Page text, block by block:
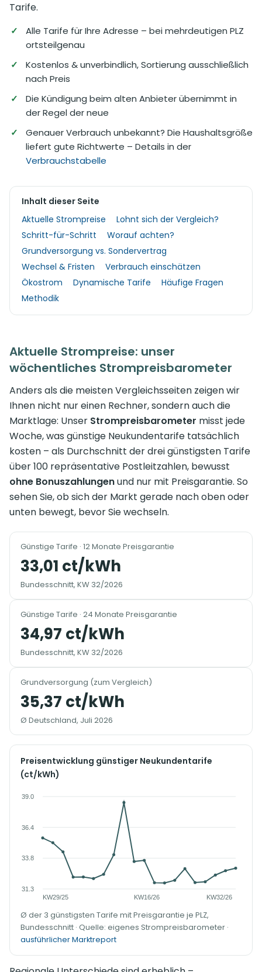
Tarife.
Alle Tarife für Ihre Adresse – bei mehrdeutigen PLZ
ortsteilgenau
Kostenlos & unverbindlich, Sortierung ausschließlich
nach Preis
Die Kündigung beim alten Anbieter übernimmt in
der Regel der neue
Genauer Verbrauch unbekannt? Die Haushaltsgröße
liefert gute Richtwerte – Details in der
Verbrauchstabelle
Inhalt dieser Seite
Aktuelle Strompreise
Lohnt sich der Vergleich?
Schritt-für-Schritt
Worauf achten?
Grundversorgung vs. Sondervertrag
Wechsel & Fristen
Verbrauch einschätzen
Ökostrom
Dynamische Tarife
Häufige Fragen
Methodik
Aktuelle Strompreise: unser
wöchentliches Strompreisbarometer
Anders als die meisten Vergleichsseiten zeigen wir
Ihnen nicht nur einen Rechner, sondern auch die
Marktlage: Unser Strompreisbarometer misst jede
Woche, was günstige Neukundentarife tatsächlich
kosten – als Durchschnitt der drei günstigsten Tarife
über 100 repräsentative Postleitzahlen, bewusst
ohne Bonuszahlungenund nur mit Preisgarantie. So
sehen Sie, ob sich der Markt gerade nach oben oder
unten bewegt, bevor Sie wechseln.
Günstige Tarife · 12 Monate Preisgarantie
33,01 ct/kWh
Bundesschnitt, KW 32/2026
Günstige Tarife · 24 Monate Preisgarantie
34,97 ct/kWh
Bundesschnitt, KW 32/2026
Grundversorgung (zum Vergleich)
35,37 ct/kWh
Ø Deutschland, Juli 2026
Preisentwicklung günstiger Neukundentarife
(ct/kWh)
Ø der 3 günstigsten Tarife mit Preisgarantie je PLZ,
Bundesschnitt · Quelle: eigenes Strompreisbarometer ·
ausführlicher Marktreport